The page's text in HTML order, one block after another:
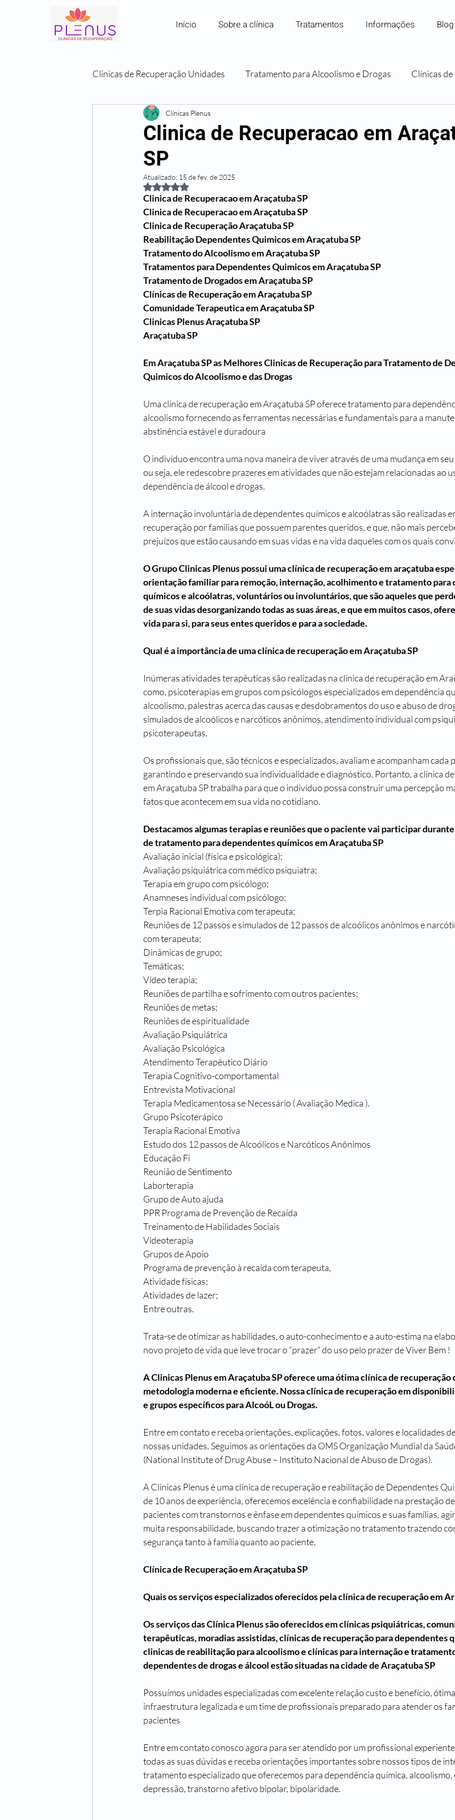
Início Sobre a clínica Tratamentos Informações Blog
Clinicas de Recuperação Unidades Tratamento para Alcoolismo e Drogas Clínicas
Clínicas por Região em SP Convênios e
Comunidades Terapêuticas
Clinica de Recuperacao em
SP
Clínicas Plenus
Atualizado: 15 de fev. de 2025
Avaliado com NaN de 5 estrelas.
Clinica de Recuperacao em Araçatuba SP
Clinica de Recuperacao em Araçatuba SP
Clinica de Recuperação Araçatuba SP
Reabilitação Dependentes Quimicos em Araçatuba SP
Tratamento do Alcoolismo em Araçatuba SP
Tratamentos para Dependentes Quimicos em Araçatuba SP
Tratamento de Drogados em Araçatuba SP
Clínicas de Recuperação em Araçatuba SP
Comunidade Terapeutica em Araçatuba SP
Clinicas Plenus Araçatuba SP
Araçatuba SP
Em Araçatuba SP as Melhores Clinicas de Recuperação para Tratamento de
Quimicos do Alcoolismo e das Drogas
Uma clínica de recuperação em Araçatuba SP oferece tratamento para
alcoolismo fornecendo as ferramentas necessárias e fundamentais para a
abstinência estável e duradoura
O indivíduo encontra uma nova maneira de viver através de uma mudança em
ou seja, ele redescobre prazeres em atividades que não estejam relacionadas ao
dependência de álcool e drogas.
A internação involuntária de dependentes químicos e alcoólatras são realizadas
recuperação por famílias que possuem parentes queridos, e que, não mais
prejuízos que estão causando em suas vidas e na vida daqueles com os quais
O Grupo Clinicas Plenus possui uma clínica de recuperação em araçatuba
orientação familiar para remoção, internação, acolhimento e tratamento para
químicos e alcoólatras, voluntários ou involuntários, que são aqueles que
de suas vidas desorganizando todas as suas áreas, e que em muitos casos,
vida para si, para seus entes queridos e para a sociedade.
Qual é a importância de uma clínica de recuperação em Araçatuba SP
Inúmeras atividades terapêuticas são realizadas na clínica de recuperação em
como, psicoterapias em grupos com psicólogos especializados em dependência
alcoolismo, palestras acerca das causas e desdobramentos do uso e abuso de
simulados de alcoólicos e narcóticos anônimos, atendimento individual com
psicoterapeutas.
Os profissionais que, são técnicos e especializados, avaliam e acompanham cada
garantindo e preservando sua individualidade e diagnóstico. Portanto, a clínica
em Araçatuba SP trabalha para que o indivíduo possa construir uma percepção
fatos que acontecem em sua vida no cotidiano.
Destacamos algumas terapias e reuniões que o paciente vai participar
de tratamento para dependentes químicos em Araçatuba SP
Avaliação inicial (física e psicológica);
Avaliação psiquiátrica com médico psiquiatra;
Terapia em grupo com psicólogo;
Anamneses individual com psicólogo;
Terpia Racional Emotiva com terapeuta;
Reuniões de 12 passos e simulados de 12 passos de alcoólicos anônimos e
com terapeuta;
Dinâmicas de grupo;
Temáticas;
Vídeo terapia;
Reuniões de partilha e sofrimento com outros pacientes;
Reuniões de metas;
Reuniões de espiritualidade
Avaliação Psiquiátrica
Avaliação Psicológica
Atendimento Terapêutico Diário
Terapia Cognitivo-comportamental
Entrevista Motivacional
Terapia Medicamentosa se Necessário ( Avaliação Medica ).
Grupo Psicoterápico
Terapia Racional Emotiva
Estudo dos 12 passos de Alcoólicos e Narcóticos Anônimos
Educação Fí
Reunião de Sentimento
Laborterapia
Grupo de Auto ajuda
PPR Programa de Prevenção de Recaída
Treinamento de Habilidades Sociais
Videoterapia
Grupos de Apoio
Programa de prevenção à recaída com terapeuta,
Atividade físicas;
Atividades de lazer;
Entre outras.
Trata-se de otimizar as habilidades, o auto-conhecimento e a auto-estima na
novo projeto de vida que leve trocar o “prazer” do uso pelo prazer de Viver Bem !
A Clinicas Plenus em Araçatuba SP oferece uma ótima clínica de recuperação
metodologia moderna e eficiente. Nossa clínica de recuperação em
e grupos específicos para AlcoóL ou Drogas.
Entre em contato e receba orientações, explicações, fotos, valores e localidades
nossas unidades. Seguimos as orientações da OMS Organização Mundial da
(National Institute of Drug Abuse – Instituto Nacional de Abuso de Drogas).
A Clínicas Plenus é uma clínica de recuperação e reabilitação de Dependentes
de 10 anos de experiência, oferecemos excelência e confiabilidade na prestação
pacientes com transtornos e ênfase em dependentes químicos e suas famílias,
muita responsabilidade, buscando trazer a otimização no tratamento trazendo
segurança tanto à família quanto ao paciente.
Clínica de Recuperação em Araçatuba SP
Quais os serviços especializados oferecidos pela clínica de recuperação em
Os serviços das Clínica Plenus são oferecidos em clínicas psiquiátricas,
terapêuticas, moradias assistidas, clínicas de recuperação para dependentes
clinicas de reabilitação para alcoolismo e clínicas para internação e
dependentes de drogas e álcool estão situadas na cidade de Araçatuba SP
Possuímos unidades especializadas com excelente relação custo e benefício,
infraestrutura legalizada e um time de profissionais preparado para atender os
pacientes
Entre em contato conosco agora para ser atendido por um profissional
todas as suas dúvidas e receba orientações importantes sobre nossos tipos de
tratamento especializado que oferecemos para dependência química,
depressão, transtorno afetivo bipolar, bipolaridade.